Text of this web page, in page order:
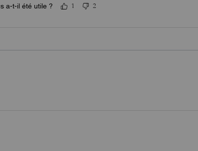
a-t-il été utile ? 1 2